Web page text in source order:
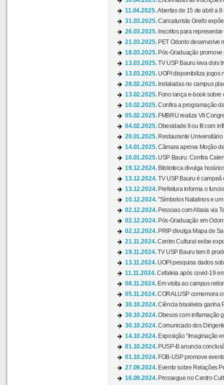
11.04.2025.Abertas de 15 de abril a
31.03.2025.Caricaturista Greifo
26.03.2025. Inscritos para
21.03.2025. PET Odonto desenvolve
18.03.2025. Pós-Graduação
13.03.2025.TV USP Bauru leva dois
13.03.2025. UOPI disponibiliza jogos
28.02.2025. Instaladas no campus
13.02.2025. Fono lança e-book sobre
10.02.2025.Confira a programação
05.02.2025. FMBRU realiza VII
04.02.2025.Obesidade II ou III com
20.01.2025. Restaurante
14.01.2025.Câmara aprova Moção
10.01.2025. USP Bauru: Confira
19.12.2024. Biblioteca divulga
13.12.2024.TV USP Bauru é campeã
13.12.2024. Prefeitura informa o
10.12.2024."Símbolos Natalinos e
02.12.2024. Pessoas com Afasia via
02.12.2024. Pós-Graduação em
02.12.2024. PRIP divulga Mapa de
21.11.2024.Centro Cultural exibe
19.11.2024.TV USP Bauru tem 8
13.11.2024. UOPI pesquisa dados
11.11.2024.Cefaleia após covid-19
08.11.2024. Em visita ao campus
05.11.2024.CORALUSP comemora
30.10.2024.Ciência brasileira ganha
30.10.2024.Obesos com inflamação
30.10.2024.Comunicado dos
14.10.2024. Exposição “Imaginação
01.10.2024. PUSP-B anuncia
01.10.2024. FOB-USP promove
27.09.2024. Evento sobre Relações
16.09.2024. Prossegue no Centro